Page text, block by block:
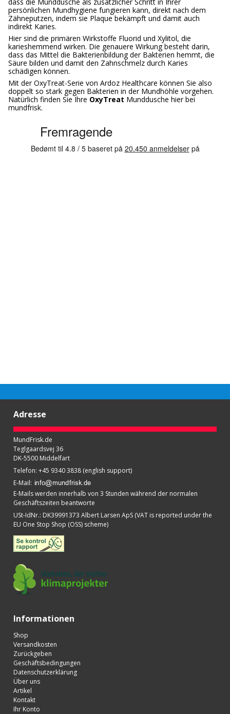
persönlichen Mundhygiene fungieren kann, direkt nach dem
Zähneputzen, indem sie Plaque bekämpft und damit auch
indirekt Karies.
Hier sind die primären Wirkstoffe Fluorid und Xylitol, die
karieshemmend wirken. Die genauere Wirkung besteht darin,
dass das Mittel die Bakterienbildung der Bakterien hemmt, die
Säure bilden und damit den Zahnschmelz durch Karies
schädigen können.
Mit der OxyTreat-Serie von Ardoz Healthcare können Sie also
doppelt so stark gegen Bakterien in der Mundhöhle vorgehen.
Natürlich finden Sie Ihre OxyTreat Munddusche hier bei
mundfrisk.
Adresse
MundFrisk.de
Teglgaardsvej 36
DK-5500 Middelfart
Telefon: +45 9340 3838 (english support)
E-Mail:
E-Mails werden innerhalb von 3 Stunden während der normalen
Geschäftszeiten beantworte
USt-IdNr.: DK39991373 Albert Larsen ApS (VAT is reported under the
EU One Stop Shop (OSS) scheme)
Informationen
Shop
Versandkosten
Zurückgeben
Geschäftsbedingungen
Datenschutzerklärung
Über uns
Artikel
Kontakt
Ihr Konto